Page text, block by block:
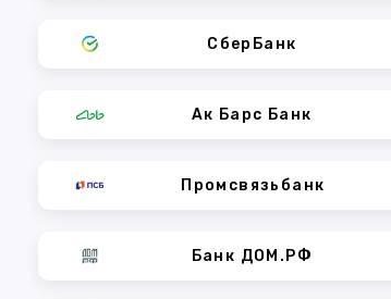
СберБанк
Ак Барс Банк
Промсвязьбанк
Банк ДОМ.РФ